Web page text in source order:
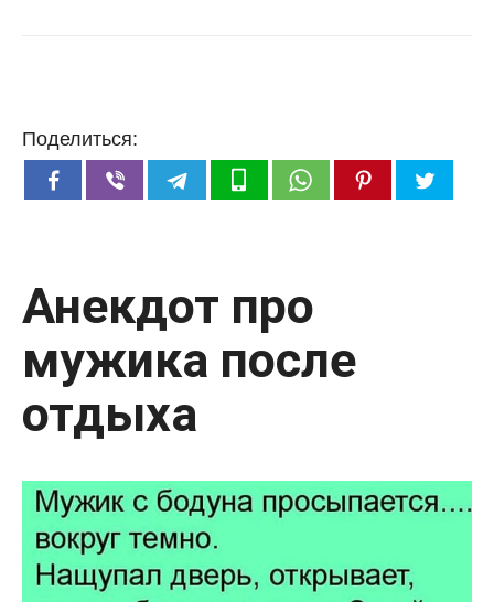
Поделиться:
Анекдот про
мужика после
отдыха